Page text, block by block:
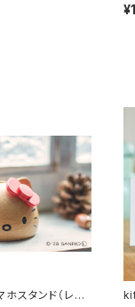
スタンド（レッ